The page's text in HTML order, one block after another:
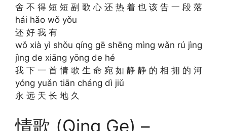
舍 不 得 短 短 副 歌 心 还 热 着 也 该 告 一 段 落
hái hǎo wǒ yǒu
还 好 我 有
wǒ xià yì shǒu qíng gē shēng mìng wǎn rú jìng
jìng de xiāng yōng de hé
我 下 一 首 情 歌 生 命 宛 如 静 静 的 相 拥 的 河
yóng yuǎn tiān cháng dì jiǔ
永 远 天 长 地 久
情歌 (Qing Ge) –